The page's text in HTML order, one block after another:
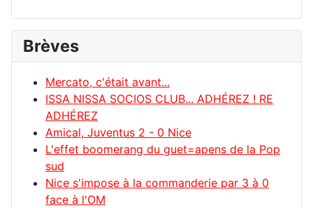
Brèves
Mercato, c'était avant...
ISSA NISSA SOCIOS CLUB... ADHÉREZ ! RE
ADHÉREZ
Amical, Juventus 2 - 0 Nice
L'effet boomerang du guet=apens de la Pop
sud
Nice s'impose à la commanderie par 3 à 0
face à l'OM